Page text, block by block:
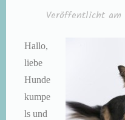
Veröffentlicht am
Hallo,
liebe
Hunde
kumpe
ls und